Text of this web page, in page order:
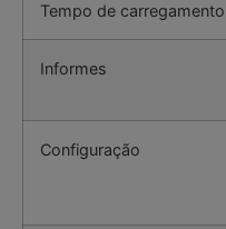
Tempo de carregamento
Informes
Configuração